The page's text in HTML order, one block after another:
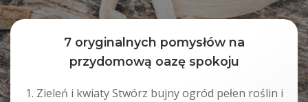
7 oryginalnych pomysłów na
przydomową oazę spokoju
1. Zieleń i kwiaty Stwórz bujny ogród pełen roślin i